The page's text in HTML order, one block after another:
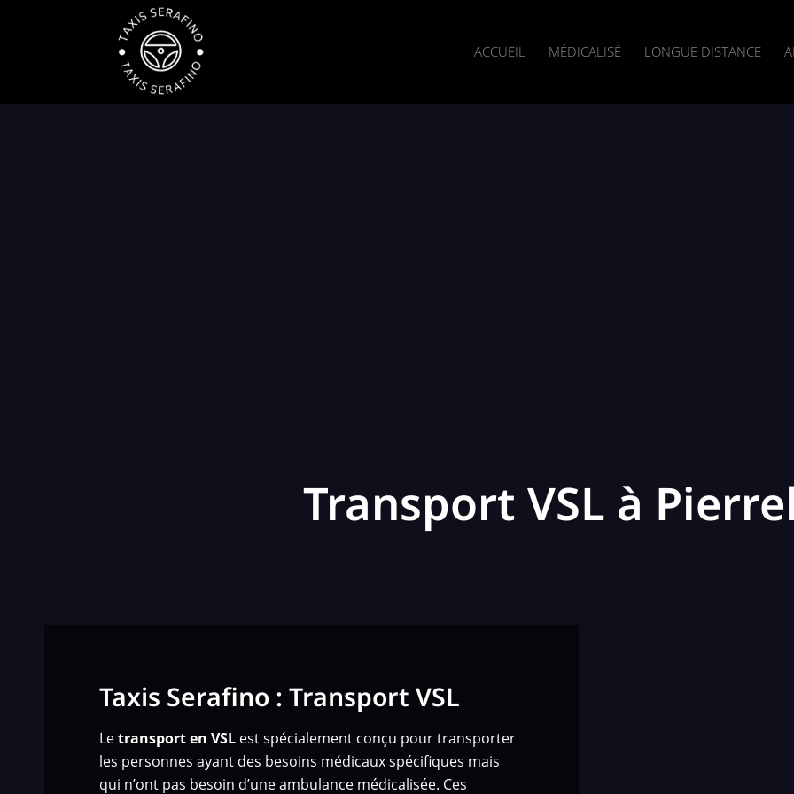
ACCUEIL MÉDICALISÉ LONGUE DISTANCE
Transport VSL à
Taxis Serafino : Transport VSL
Letransport en VSL est spécialement conçu pour transporter
les personnes ayant des besoins médicaux spécifiques mais
qui n’ont pas besoin d’une ambulance médicalisée. Ces